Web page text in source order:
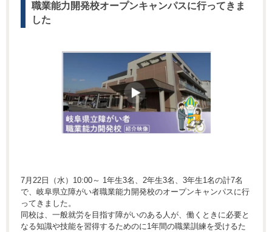
職業能力開発校オープンキャンパスに行ってきま
した
7月22日（水）10:00～ 1年生3名、2年生3名、3年生1名の計7名
で、岐阜県立障がい者職業能力開発校のオープンキャンパスに行
ってきました。
同校は、一般就労を目指す障がいのある人が、働くときに必要と
なる知識や技能を習得するためのに1年間の職業訓練を受けるた